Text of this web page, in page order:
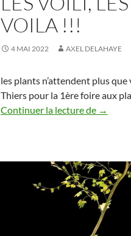
VOILA !!!
4 MAI 2022 AXEL DELAHAYE
les plants n’attendent plus
Thiers pour la 1ère foire aux
Continuer la lecture de Les
→